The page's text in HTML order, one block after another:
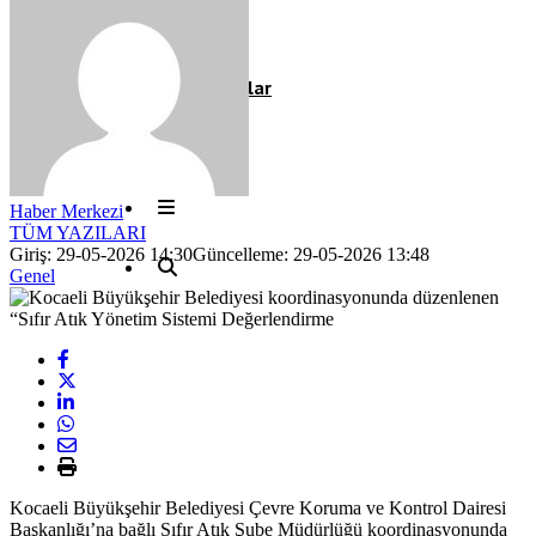
Röportaj
Resmi İlanlar
Haber Merkezi
TÜM YAZILARI
Giriş: 29-05-2026 14:30Güncelleme: 29-05-2026 13:48
Genel
Kocaeli Büyükşehir Belediyesi Çevre Koruma ve Kontrol Dairesi
Başkanlığı’na bağlı Sıfır Atık Şube Müdürlüğü koordinasyonunda